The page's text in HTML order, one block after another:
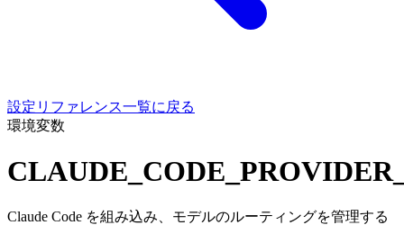
設定リファレンス一覧に戻る
環境変数
Claude Code を組み込み、モデルのルーティングを管理する